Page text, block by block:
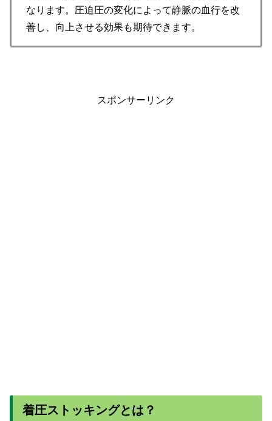
なります。圧迫圧の変化によって静脈の血行を改
善し、向上させる効果も期待できます。
スポンサーリンク
着圧ストッキングとは？